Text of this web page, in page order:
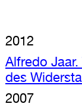
2012
Alfredo
des
2007